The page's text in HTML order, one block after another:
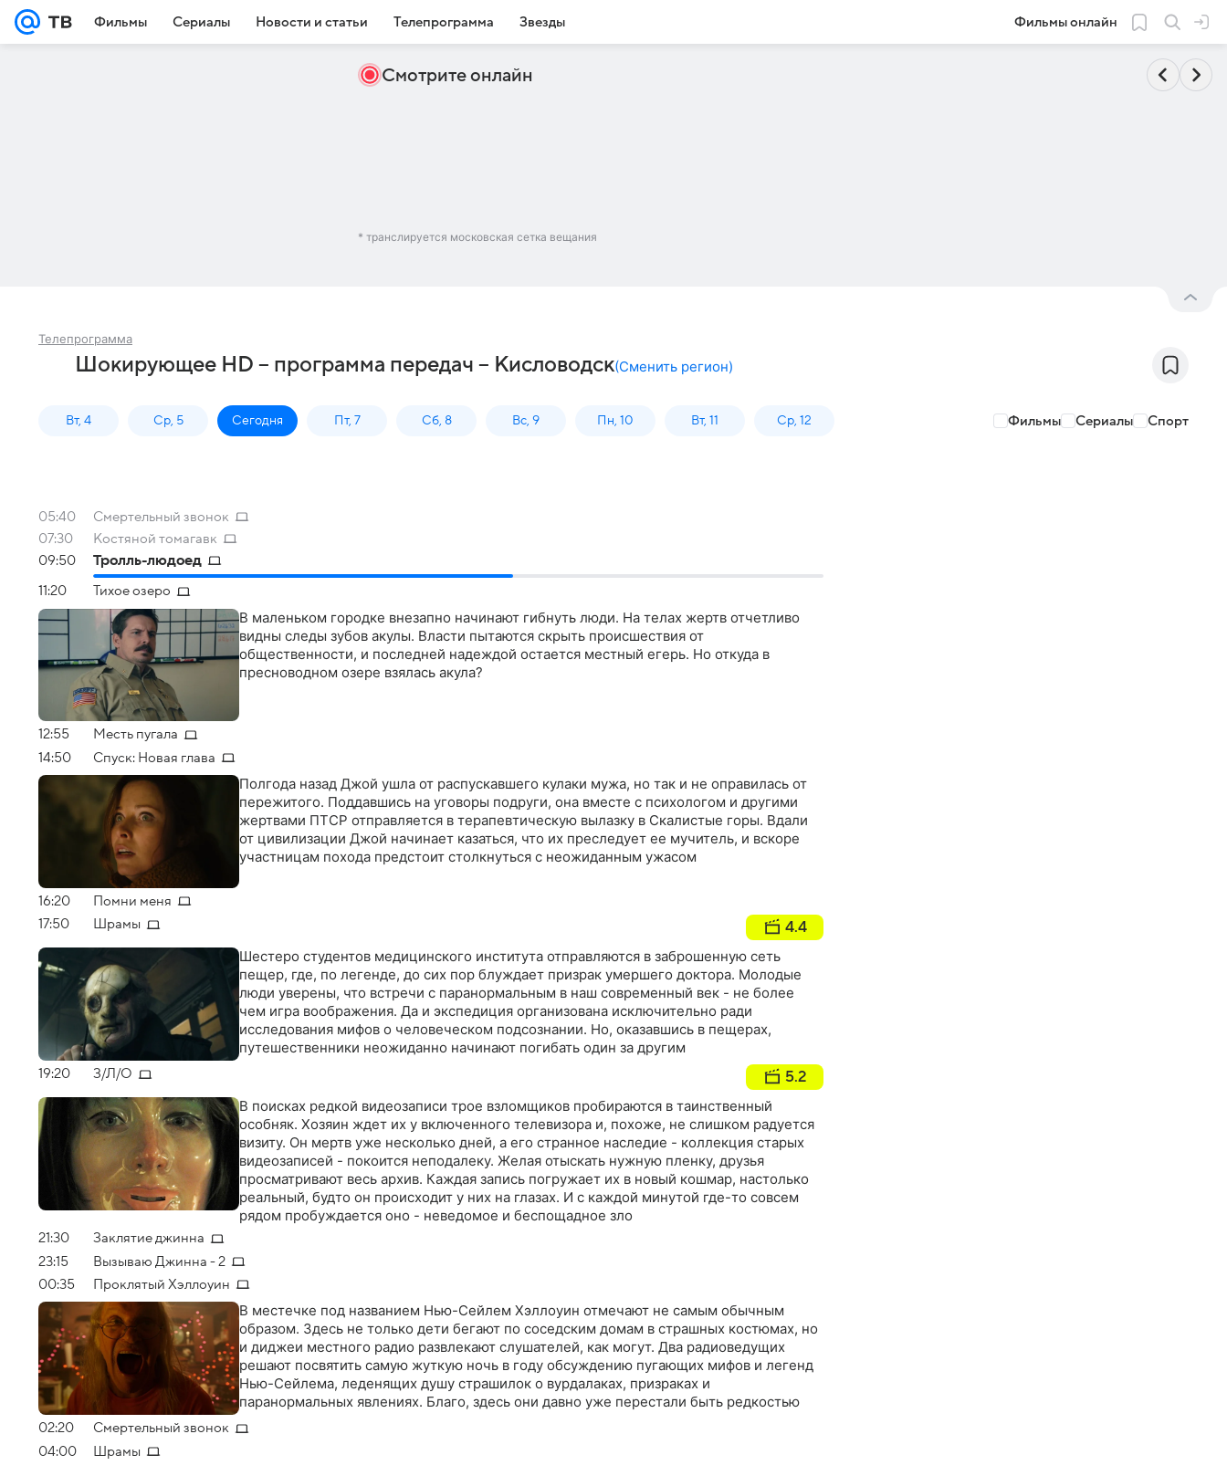
Фильмы Сериалы Новости и статьи Телепрограмма Звезды Фильмы онлайн
Смотрите онлайн
* транслируется московская сетка вещания
Телепрограмма
Шокирующее HD – программа передач – Кисловодск(Сменить регион)
Вт, 4 Ср, 5 Сегодня Пт, 7 Сб, 8 Вс, 9 Пн, 10 Вт, 11 Ср, 12 Фильмы Сериалы Спорт
05:40
Смертельный звонок
07:30
Костяной томагавк
09:50
Тролль-людоед
11:20 Тихое озеро
В маленьком городке внезапно начинают гибнуть люди. На телах жертв отчетливо
видны следы зубов акулы. Власти пытаются скрыть происшествия от
общественности, и последней надеждой остается местный егерь. Но откуда в
пресноводном озере взялась акула?
12:55
Месть пугала
14:50
Спуск: Новая глава
Полгода назад Джой ушла от распускавшего кулаки мужа, но так и не оправилась от
пережитого. Поддавшись на уговоры подруги, она вместе с психологом и другими
жертвами ПТСР отправляется в терапевтическую вылазку в Скалистые горы. Вдали
от цивилизации Джой начинает казаться, что их преследует ее мучитель, и вскоре
участницам похода предстоит столкнуться с неожиданным ужасом
16:20
Помни меня
17:50
Шрамы 4.4
Шестеро студентов медицинского института отправляются в заброшенную сеть
пещер, где, по легенде, до сих пор блуждает призрак умершего доктора. Молодые
люди уверены, что встречи с паранормальным в наш современный век - не более
чем игра воображения. Да и экспедиция организована исключительно ради
исследования мифов о человеческом подсознании. Но, оказавшись в пещерах,
путешественники неожиданно начинают погибать один за другим
19:20 З/Л/О 5.2
В поисках редкой видеозаписи трое взломщиков пробираются в таинственный
особняк. Хозяин ждет их у включенного телевизора и, похоже, не слишком радуется
визиту. Он мертв уже несколько дней, а его странное наследие - коллекция старых
видеозаписей - покоится неподалеку. Желая отыскать нужную пленку, друзья
просматривают весь архив. Каждая запись погружает их в новый кошмар, настолько
реальный, будто он происходит у них на глазах. И с каждой минутой где-то совсем
рядом пробуждается оно - неведомое и беспощадное зло
21:30
Заклятие джинна
23:15
Вызываю Джинна - 2
00:35
Проклятый Хэллоуин
В местечке под названием Нью-Сейлем Хэллоуин отмечают не самым обычным
образом. Здесь не только дети бегают по соседским домам в страшных костюмах, но
и диджеи местного радио развлекают слушателей, как могут. Два радиоведущих
решают посвятить самую жуткую ночь в году обсуждению пугающих мифов и легенд
Нью-Сейлема, леденящих душу страшилок о вурдалаках, призраках и
паранормальных явлениях. Благо, здесь они давно уже перестали быть редкостью
02:20
Смертельный звонок
04:00
Шрамы